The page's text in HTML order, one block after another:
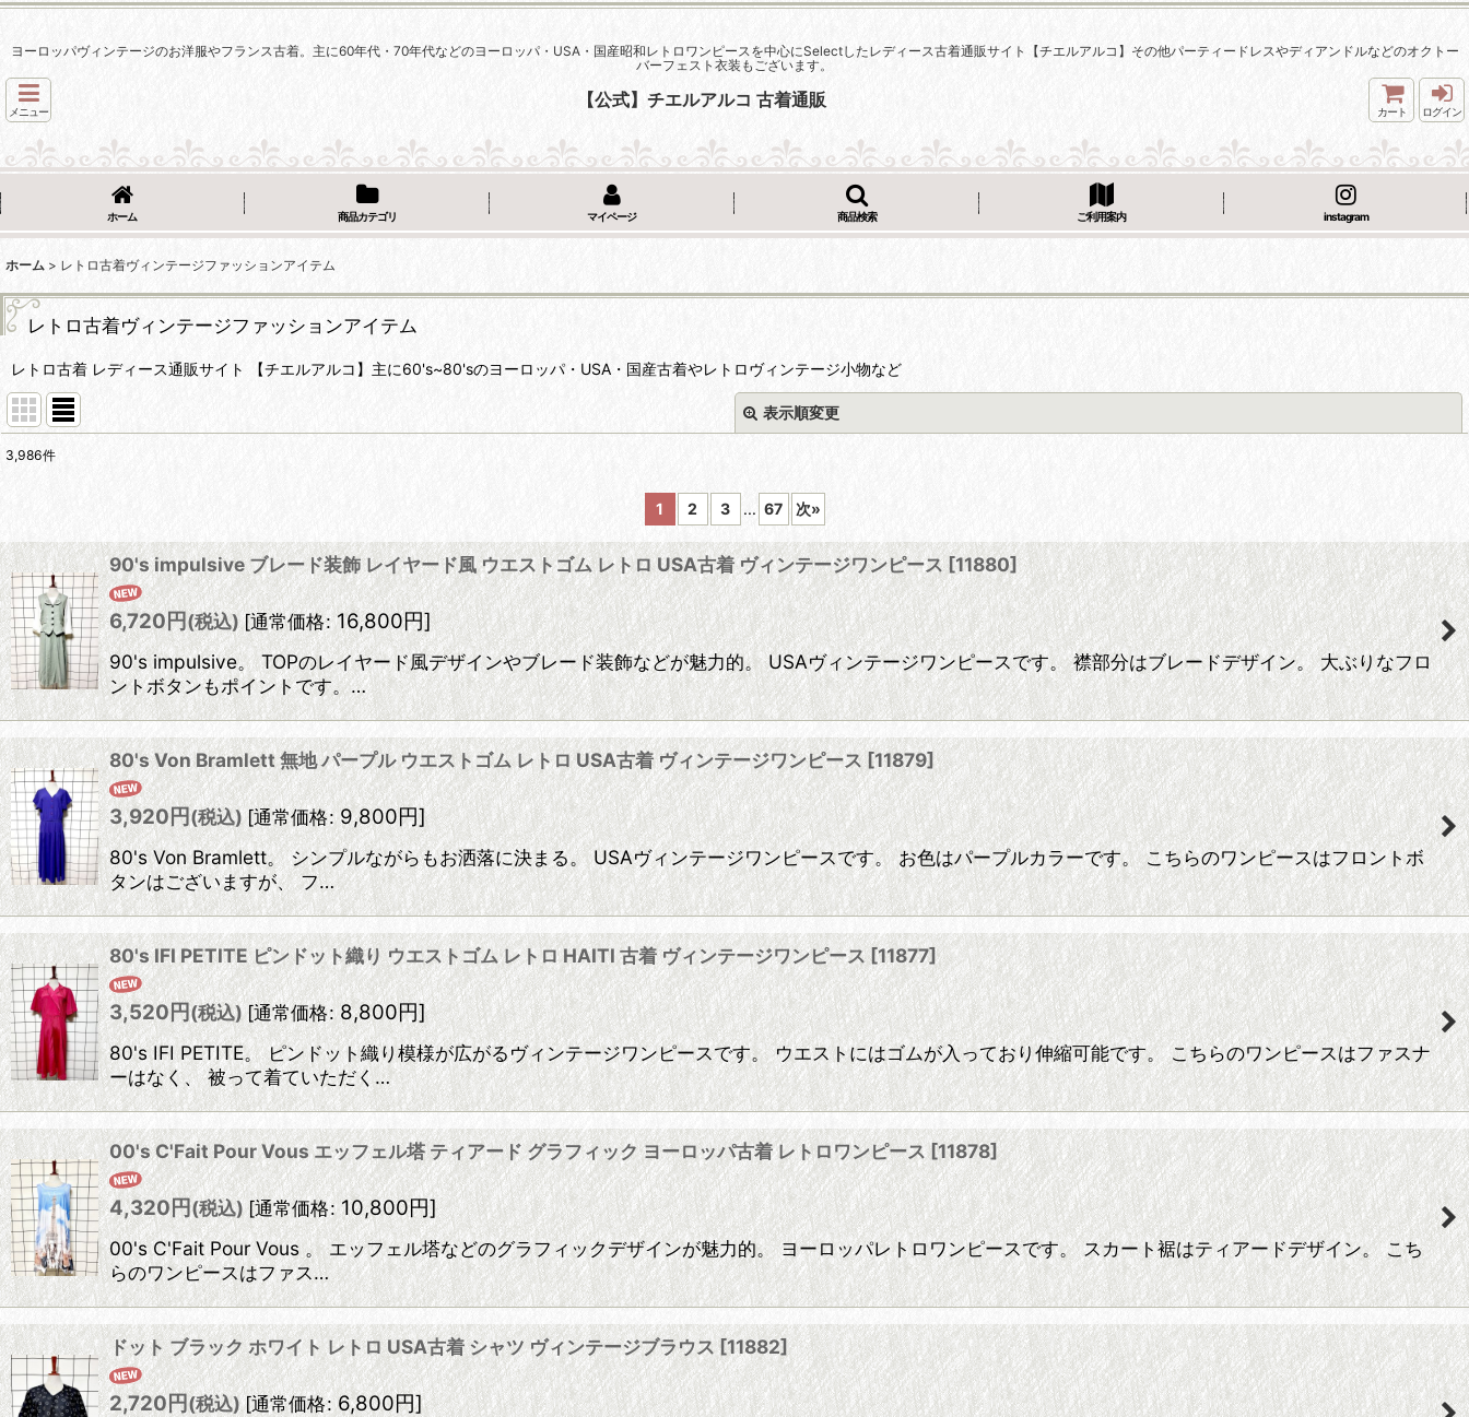
ヨーロッパヴィンテージのお洋服やフランス古着。主に60年代・70年代などのヨーロッパ・USA・国産昭和レトロワンピースを中心にSelectしたレディース古着通販サイト【チエルアルコ】その他パーティードレスやディアンドルなどのオクトー
バーフェスト衣装もございます。
メニュー
【公式】チエルアルコ 古着通販
カート ログイン
ホーム 商品カテゴリ マイページ 商品検索 ご利用案内 instagram
ホーム > レトロ古着ヴィンテージファッションアイテム
レトロ古着ヴィンテージファッションアイテム
レトロ古着 レディース通販サイト 【チエルアルコ】主に60's~80'sのヨーロッパ・USA・国産古着やレトロヴィンテージ小物など
表示順変更
並び順:
絞り込む
3,986件
1 2 3 ... 67 次»
90's impulsive ブレード装飾 レイヤード風 ウエストゴム レトロ USA古着 ヴィンテージワンピース[11880]
6,720円(税込)[通常価格: 16,800円]
90's impulsive。 TOPのレイヤード風デザインやブレード装飾などが魅力的。 USAヴィンテージワンピースです。 襟部分はブレードデザイン。 大ぶりなフロ
ントボタンもポイントです。…
80's Von Bramlett 無地 パープル ウエストゴム レトロ USA古着 ヴィンテージワンピース [11879]
3,920円(税込) [通常価格: 9,800円]
80's Von Bramlett。 シンプルながらもお洒落に決まる。 USAヴィンテージワンピースです。 お色はパープルカラーです。 こちらのワンピースはフロントボ
タンはございますが、 フ…
80's IFI PETITE ピンドット織り ウエストゴム レトロ HAITI 古着 ヴィンテージワンピース[11877]
3,520円(税込) [通常価格: 8,800円]
80's IFI PETITE。 ピンドット織り模様が広がるヴィンテージワンピースです。 ウエストにはゴムが入っており伸縮可能です。 こちらのワンピースはファスナ
ーはなく、 被って着ていただく…
00's C'Fait Pour Vous エッフェル塔 ティアード グラフィック ヨーロッパ古着 レトロワンピース [11878]
4,320円(税込) [通常価格: 10,800円]
00's C'Fait Pour Vous 。 エッフェル塔などのグラフィックデザインが魅力的。 ヨーロッパレトロワンピースです。 スカート裾はティアードデザイン。 こち
らのワンピースはファス…
ドット ブラック ホワイト レトロ USA古着 シャツ ヴィンテージブラウス [11882]
2,720円(税込) [通常価格: 6,800円]